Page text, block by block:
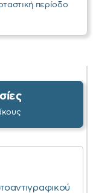
περίοδο